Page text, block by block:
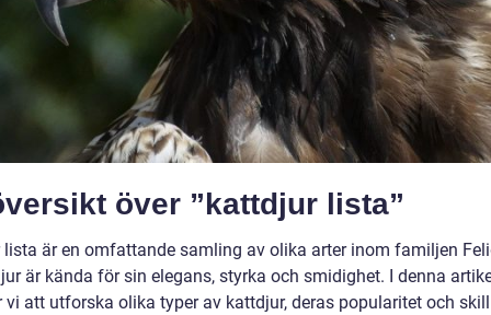
över ”kattdjur lista”
är en omfattande samling av olika arter inom familjen
är kända för sin elegans, styrka och smidighet. I denna
vi att utforska olika typer av kattdjur, deras popularitet och